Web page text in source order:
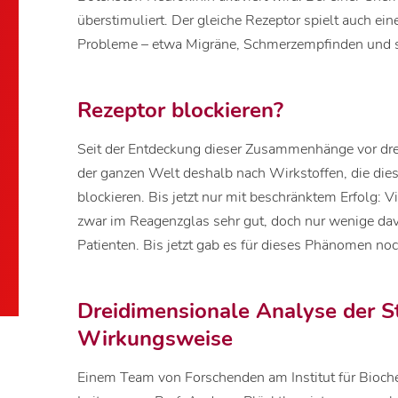
überstimuliert. Der gleiche Rezeptor spielt auch
Probleme – etwa Migräne, Schmerzempfinden und
Rezeptor blockieren?
Seit der Entdeckung dieser Zusammenhänge vor
der ganzen Welt deshalb nach Wirkstoffen, die
blockieren. Bis jetzt nur mit beschränktem Erfolg:
zwar im Reagenzglas sehr gut, doch nur wenige
Patienten. Bis jetzt gab es für dieses Phänomen
Dreidimensionale Analyse der
Wirkungsweise
Einem Team von Forschenden am Institut für